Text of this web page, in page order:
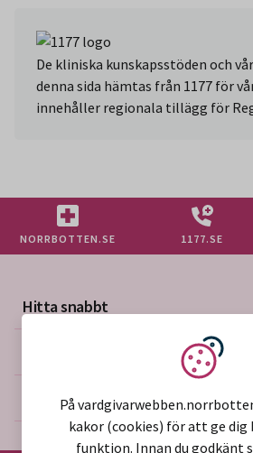
De kliniska kunskapsstöden och
denna sida hämtas från 1177 för
innehåller regionala tillägg för
NORRBOTTEN.SE 1177.SE
Hitta snabbt
Mer på vårdgivarwebben
Om webbplatsen
Vi
På
kakor (cookies) för att ge dig
funktion. Innan du godkänt